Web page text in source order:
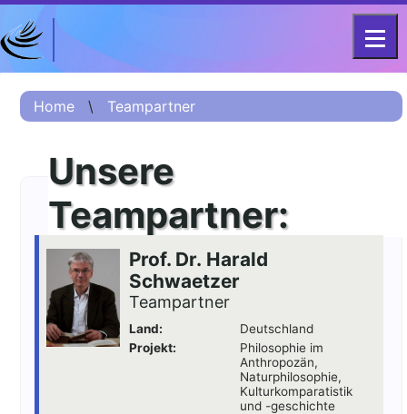
Home
Kurzinformation
Projektvorstellung
О проекте (Beschreibung
Russisch)
项目简介 (Beschreibung
Chinesisch)
Team
DFG-KOLLEG-FORSCHUNGSGRUPPE
FOR 2603 2017 – 2023
Home \ Teampartner
Unsere
Teampartner:
Prof. Dr. Harald
Schwaetzer
Teampartner
Land:
Deutschland
Projekt:
Philosophie im
Anthropozän,
Naturphilosophie,
Kulturkomparatistik
und -geschichte